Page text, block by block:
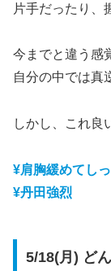
片手だったり、
今までと違う感
自分の中では真
しかし、これ良
¥肩胸緩めてし
¥丹田強烈
5/18(月) ど